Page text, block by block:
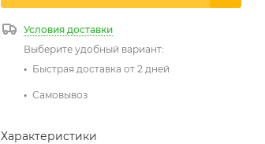
Условия доставки
Выберите удобный вариант:
Быстрая доставка от 2 дней
Самовывоз
Характеристики